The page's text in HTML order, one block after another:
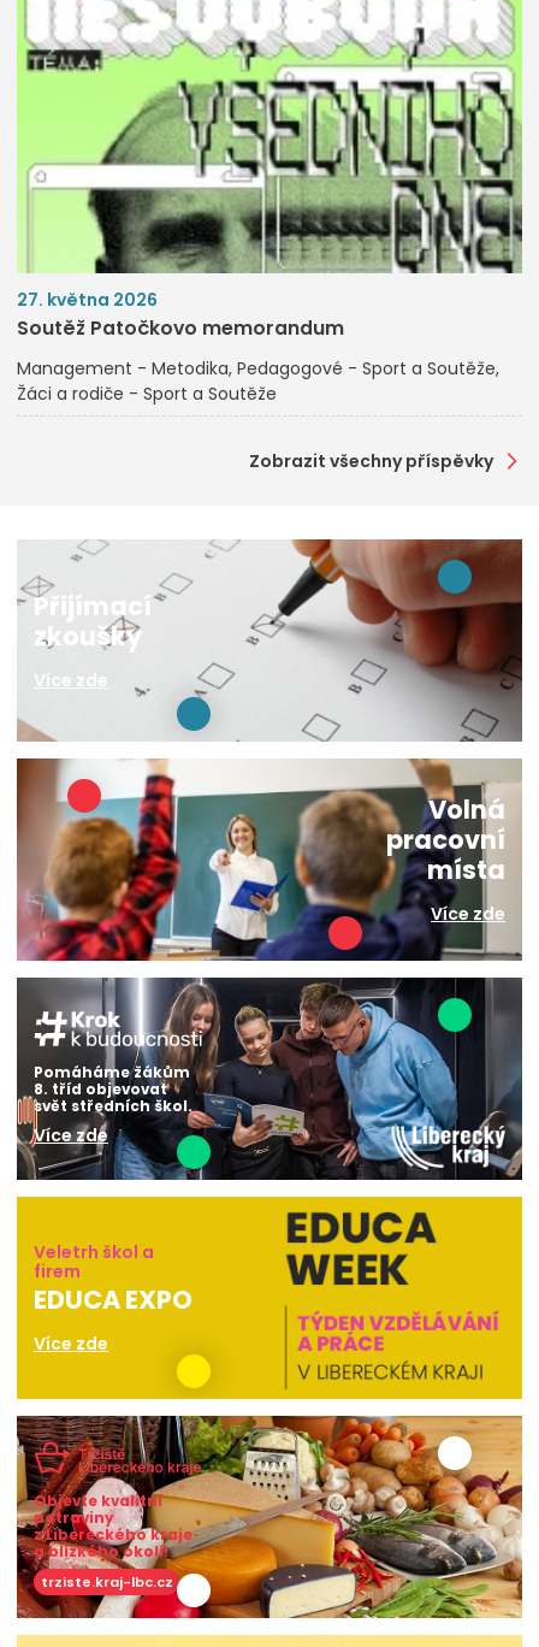
27. května 2026
Soutěž Patočkovo memorandum
Management - Metodika Pedagogové - Sport a Soutěže
Žáci a rodiče - Sport a Soutěže
Zobrazit všechny příspěvky
Přijímací
zkoušky
Více zde
Volná
pracovní
místa
Více zde
Pomáháme žákům
8. tříd objevovat
svět středních škol.
Více zde
Veletrh škol a
firem
EDUCA EXPO
Více zde
Objevte kvalitní
potraviny
z Libereckého kraje
a blízkého okolí!
trziste.kraj-lbc.cz